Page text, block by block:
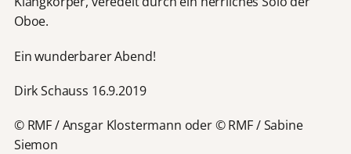
Oboe.
Ein wunderbarer Abend!
Dirk Schauss 16.9.2019
© RMF / Ansgar Klostermann oder © RMF / Sabine
Siemon